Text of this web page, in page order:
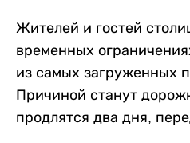
Жителей и гостей
временных
из самых загруженных
Причиной станут
продлятся два дня,